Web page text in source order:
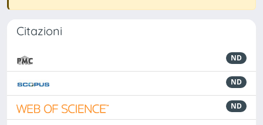
Citazioni
ND
ND
ND